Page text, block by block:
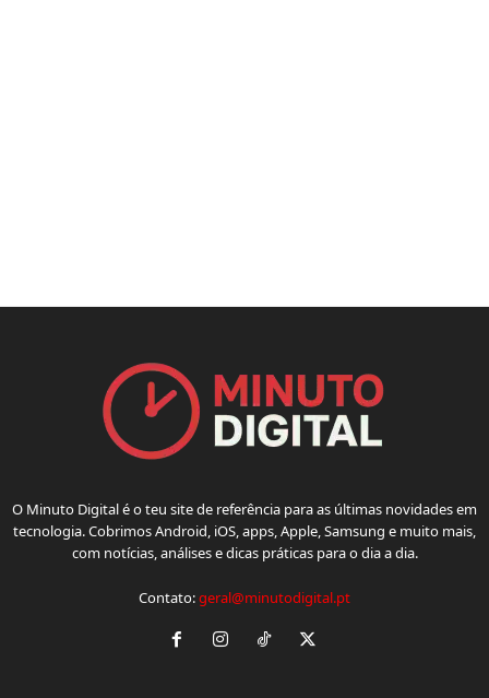
O Minuto Digital é o teu site de referência para as últimas novidades em
tecnologia. Cobrimos Android, iOS, apps, Apple, Samsung e muito mais,
com notícias, análises e dicas práticas para o dia a dia.
Contato:geral@minutodigital.pt